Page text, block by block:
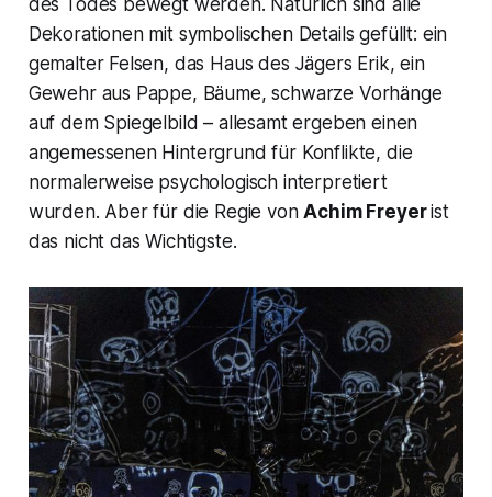
Dekorationen mit symbolischen Details gefüllt: ein
gemalter Felsen, das Haus des Jägers Erik, ein
Gewehr aus Pappe, Bäume, schwarze Vorhänge
auf dem Spiegelbild – allesamt ergeben einen
angemessenen Hintergrund für Konflikte, die
normalerweise psychologisch interpretiert
wurden. Aber für die Regie vonAchim Freyerist
das nicht das Wichtigste.